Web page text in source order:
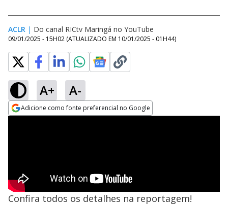
ACLR | Do canal RICtv Maringá no YouTube
09/01/2025 - 15H02 (ATUALIZADO EM 10/01/2025 - 01H44)
A+ A-
Adicione como fonte preferencial no Google
Confira todos os detalhes na reportagem!